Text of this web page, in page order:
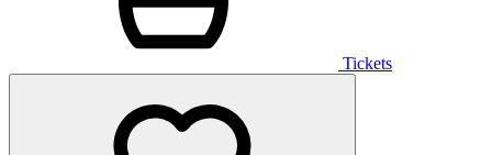
Tickets